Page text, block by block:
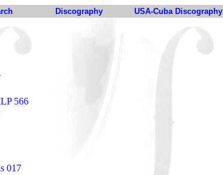
Discography USA-Cuba Discography
566
017